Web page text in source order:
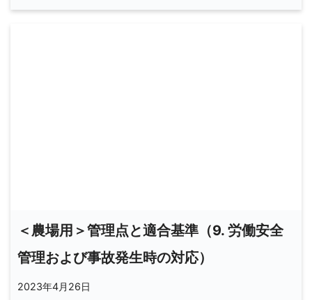
＜農場用＞管理点と適合基準（9. 労働安全
管理および事故発生時の対応）
2023年4月26日